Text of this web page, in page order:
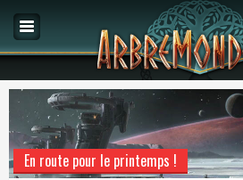
En route pour le printemps !